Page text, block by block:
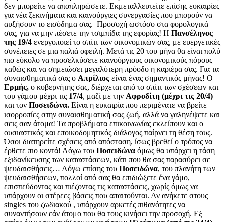
δεν μπορείτε να αποπληρώσετε. Εκμεταλλευτείτε επίσης ευκαιρίες
για νέα ξεκινήματα και καινούργιες συνεργασίες που μπορούν να
αυξήσουν το εισόδημα σας. Προσοχή ωστόσο στα φορολογικά
σας, για να μην πέσετε την τσιμπίδα της εφορίας! Η Πανσέληνος
της 19/4 ενεργοποιεί το σπίτι των οικονομικών σας, με ευεργετικές
συνέπειες σε μια παλιά οφειλή. Μετά τις 20 του μήνα θα είναι πολύ
πιο εύκολο να προσελκύσετε καινούργιους οικονομικούς πόρους
καθώς και να σημειώσει μεγαλύτερη πρόοδο η καριέρα σας. Για τα
συναισθηματικά σας ο Απρίλιος είναι ένας σημαντικός μήνας! Ο
Ερμής, ο κυβερνήτης σας, διέρχεται από το σπίτι των σχέσεων και
του γάμου μέχρι τις 17/4, μαζί με την Αφροδίτη (μέχρι τις 20/4)
και τον Ποσειδώνα. Είναι η ευκαιρία που περιμένατε να βρείτε
ισορροπίες στην συναισθηματική σας ζωή, αλλά να γαληνέψετε και
σεις σαν άτομα! Τα προβλήματα επικοινωνίας εκλείπουν και ο
ουσιαστικός και εποικοδομητικός διάλογος παίρνει τη θέση τους.
Όσοι διατηρείτε σχέσεις από απόσταση, ίσως βρεθεί ο τρόπος να
έρθετε πιο κοντά! Λόγω του Ποσειδώνα όμως θα υπάρχει η τάση
εξιδανίκευσης των καταστάσεων, κάτι που θα σας παρασύρει σε
ψευδαισθήσεις… Λόγω επίσης του Ποσειδώνα, του πλανήτη των
ψευδαισθήσεων, πολλοί από σας θα επιδιώξετε ένα γάμο,
επισπεύδοντας και πιέζοντας τις καταστάσεις, χωρίς όμως να
υπάρχουν οι στέρεες βάσεις που απαιτούνται. Αν ανήκετε στους
singles του ζωδιακού , υπάρχουν αρκετές πιθανότητες να
συναντήσουν εάν άτομο που θα τους κινήσει την προσοχή. Εξ